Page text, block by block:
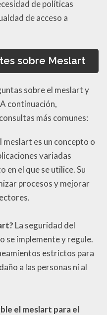
de políticas
de acceso a
sobre Meslart
sobre el meslart y
continuación,
más comunes:
meslart es un concepto o
variadas
en el que se utilice. Su
procesos y mejorar
La seguridad del
se implemente y regule.
estrictos para
a las personas ni al
el meslart para el